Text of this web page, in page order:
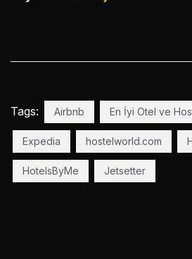
Tags: Airbnb En İyi Otel ve
Expedia hostelworld.com
HotelsByMe Jetsetter